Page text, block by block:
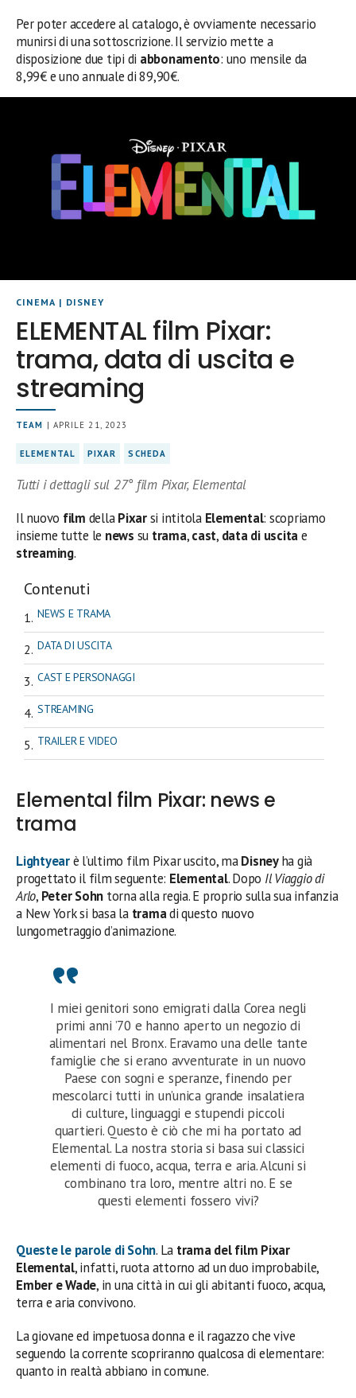
Per poter accedere al catalogo, è ovviamente necessario
munirsi di una sottoscrizione. Il servizio mette a
disposizione due tipi di abbonamento: uno mensile da
8,99€ e uno annuale di 89,90€.
CINEMA | DISNEY
ELEMENTAL film Pixar:
trama, data di uscita e
streaming
TEAM | APRILE 21, 2023
ELEMENTAL PIXAR SCHEDA
Tutti i dettagli sul 27° film Pixar, Elemental
Il nuovo film dellaPixarsi intitola Elemental: scopriamo
insieme tutte le news su trama,cast, data di uscitae
streaming.
Contenuti
NEWS E TRAMA
DATA DI USCITA
CAST E PERSONAGGI
STREAMING
TRAILER E VIDEO
Elemental film Pixar: news e
trama
Lightyearè l’ultimo film Pixar uscito, maDisneyha già
progettato il film seguente: Elemental. Dopo Il Viaggio di
Arlo, Peter Sohn torna alla regia. E proprio sulla sua infanzia
a New York si basa la tramadi questo nuovo
lungometraggio d’animazione.
I miei genitori sono emigrati dalla Corea negli
primi anni ’70 e hanno aperto un negozio di
alimentari nel Bronx. Eravamo una delle tante
famiglie che si erano avventurate in un nuovo
Paese con sogni e speranze, finendo per
mescolarci tutti in un’unica grande insalatiera
di culture, linguaggi e stupendi piccoli
quartieri. Questo è ciò che mi ha portato ad
Elemental. La nostra storia si basa sui classici
elementi di fuoco, acqua, terra e aria. Alcuni si
combinano tra loro, mentre altri no. E se
questi elementi fossero vivi?
Queste le parole diSohn. La trama del film Pixar
Elemental, infatti, ruota attorno ad un duo improbabile,
Ember e Wade, in una città in cui gli abitanti fuoco, acqua,
terra e aria convivono.
La giovane ed impetuosa donna e il ragazzo che vive
seguendo la corrente scopriranno qualcosa di elementare:
quanto in realtà abbiano in comune.